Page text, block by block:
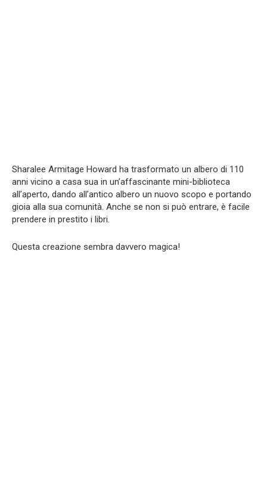
Sharalee Armitage Howard ha trasformato un albero di 110
anni vicino a casa sua in un’affascinante mini-biblioteca
all’aperto, dando all’antico albero un nuovo scopo e portando
gioia alla sua comunità. Anche se non si può entrare, è facile
prendere in prestito i libri.
Questa creazione sembra davvero magica!